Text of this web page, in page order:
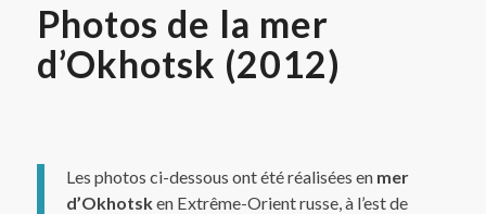
Photos de la mer
d’Okhotsk (2012)
Les photos ci-dessous ont été réalisées en mer
d’Okhotsken Extrême-Orient russe, à l’est de